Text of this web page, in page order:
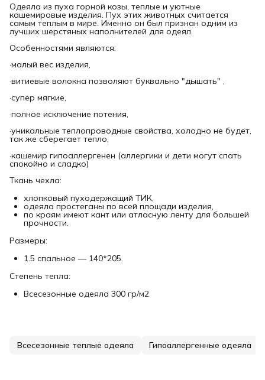
Одеяла из пуха горной козы, теплые и уютные
кашемировые изделия. Пух этих животных считается
самым теплым в мире. Именно он был признан одним из
лучших шерстяных наполнителей для одеял.
Особенностями являются:
·малый вес изделия,
·витиевые волокна позволяют буквально "дышать" ,
·супер мягкие,
·полное исключение потения,
·уникальные теплопроводные свойства, холодно не будет,
так же сберегает тепло,
·кашемир гипоаллергенен (аллергики и дети могут спать
спокойно и сладко)
Ткань чехла:
хлопковый пуходержащий ТИК,
одеяла простеганы по всей площади изделия,
по краям имеют кант или атласную ленту для большей
прочности.
Размеры:
1.5 спальное — 140*205.
Степень тепла:
Всесезонные одеяла 300 гр/м2
Всесезонные теплые одеяла Гипоаллергенные одеяла